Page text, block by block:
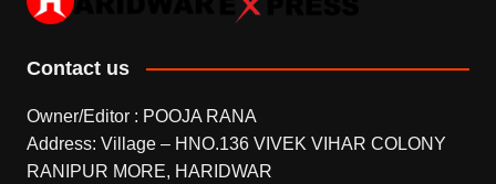
Contact us
Owner/Editor : POOJA RANA
Address: Village – HNO.136 VIVEK VIHAR COLONY
RANIPUR MORE, HARIDWAR